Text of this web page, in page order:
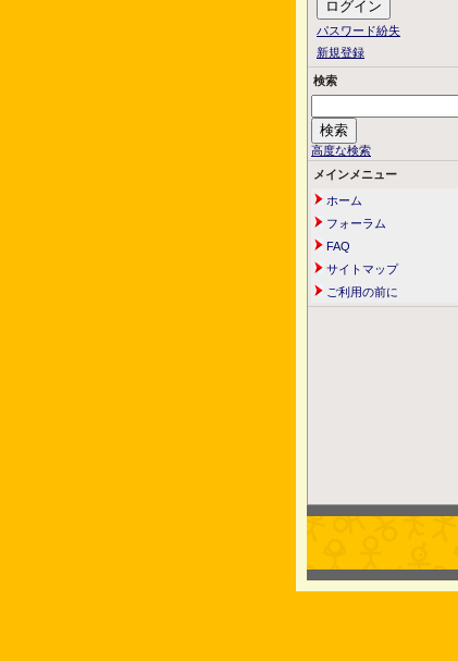
パスワード紛失
新規登録
検索
高度な検索
メインメニュー
ホーム
フォーラム
FAQ
サイトマップ
ご利用の前に